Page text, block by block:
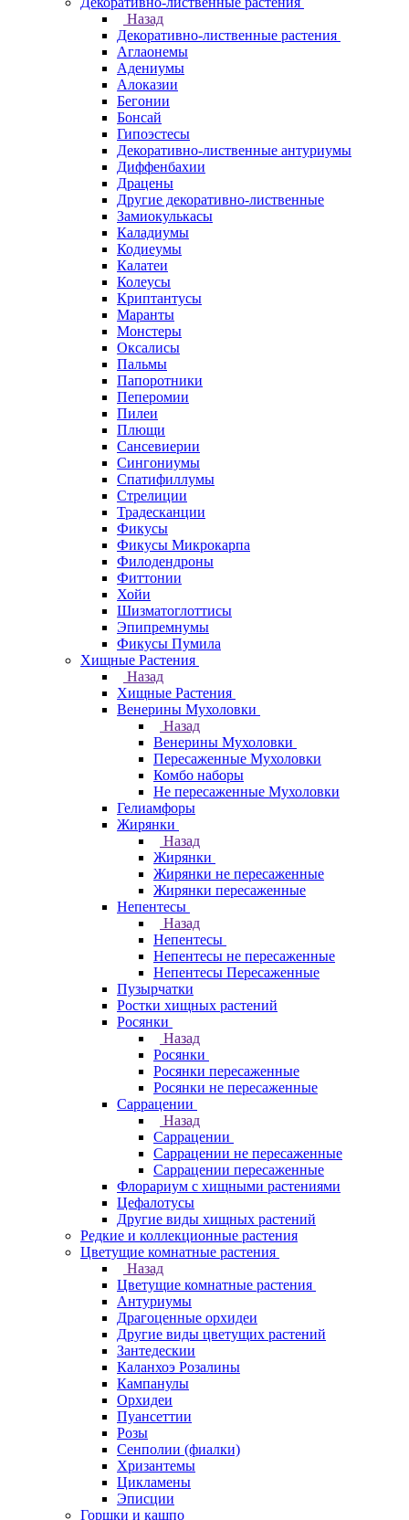
Назад
Декоративно-лиственные растения
Аглаонемы
Адениумы
Алоказии
Бегонии
Бонсай
Гипоэстесы
Декоративно-лиственные антуриумы
Диффенбахии
Драцены
Другие декоративно-лиственные
Замиокулькасы
Каладиумы
Кодиеумы
Калатеи
Колеусы
Криптантусы
Маранты
Монстеры
Оксалисы
Пальмы
Папоротники
Пеперомии
Пилеи
Плющи
Сансевиерии
Сингониумы
Спатифиллумы
Стрелиции
Традесканции
Фикусы
Фикусы Микрокарпа
Филодендроны
Фиттонии
Хойи
Шизматоглоттисы
Эпипремнумы
Фикусы Пумила
Хищные Растения
Назад
Хищные Растения
Венерины Мухоловки
Назад
Венерины Мухоловки
Пересаженные Мухоловки
Комбо наборы
Не пересаженные Мухоловки
Гелиамфоры
Жирянки
Назад
Жирянки
Жирянки не пересаженные
Жирянки пересаженные
Непентесы
Назад
Непентесы
Непентесы не пересаженные
Непентесы Пересаженные
Пузырчатки
Ростки хищных растений
Росянки
Назад
Росянки
Росянки пересаженные
Росянки не пересаженные
Саррацении
Назад
Саррацении
Саррацении не пересаженные
Саррацении пересаженные
Флорариум с хищными растениями
Цефалотусы
Другие виды хищных растений
Редкие и коллекционные растения
Цветущие комнатные растения
Назад
Цветущие комнатные растения
Антуриумы
Драгоценные орхидеи
Другие виды цветущих растений
Зантедескии
Каланхоэ Розалины
Кампанулы
Орхидеи
Пуансеттии
Розы
Сенполии (фиалки)
Хризантемы
Цикламены
Эписции
Горшки и кашпо